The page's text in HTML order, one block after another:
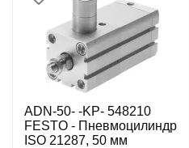
ADN-50- -KP- 548210
FESTO - Пневмоцилиндр
ISO 21287, 50 мм